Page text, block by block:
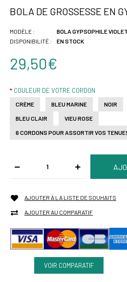
BOLA DE GROSSESSE EN
MODÈLE :
DISPONIBILITÉ :
BOLA GYPSOPHILE VIOLET
EN STOCK
29,50€
COULEUR DE VOTRE CORDON
CRÈME BLEU MARINE NOIR
BLEU CLAIR VIEU ROSE
6 CORDONS POUR ASSORTIR VOS
AJOUTER À LA LISTE DE SOUHAITS
AJOUTER AU COMPARATIF
VOIR COMPARATIF